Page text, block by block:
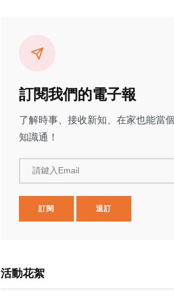
訂閱我們的電子報
了解時事、接收新知、在家也能當個
知識通！
請鍵入Email
訂閱 退訂
活動花絮